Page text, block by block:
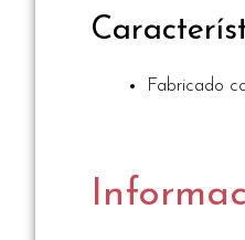
Fabricado